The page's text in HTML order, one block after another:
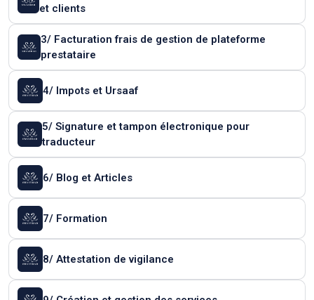
et clients
3/ Facturation frais de gestion de plateforme
prestataire
4/ Impots et Ursaaf
5/ Signature et tampon électronique pour
traducteur
6/ Blog et Articles
7/ Formation
8/ Attestation de vigilance